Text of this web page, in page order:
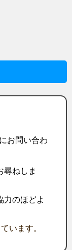
お問い合わ
尋ねしま
力のほどよ
います。